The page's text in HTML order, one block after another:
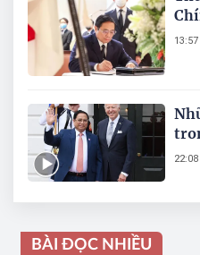
BÀI ĐỌC NHIỀU